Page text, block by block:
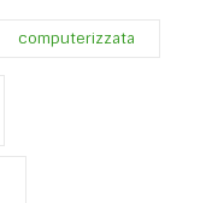
computerizzata